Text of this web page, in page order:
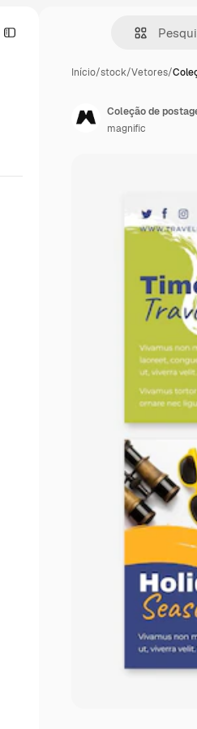
Início/stock/Vetores/
Coleção de
magnific